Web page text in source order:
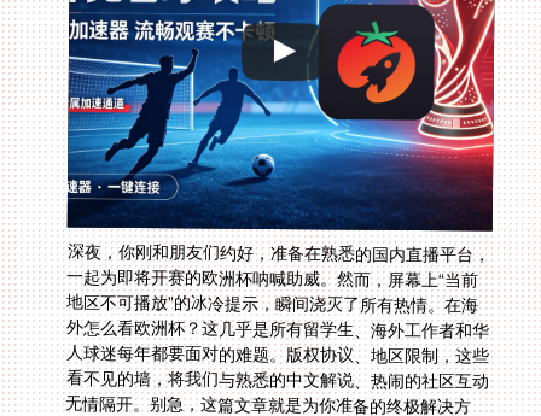
深夜，你刚和朋友们约好，准备在熟悉的国内直播平台，
一起为即将开赛的欧洲杯呐喊助威。然而，屏幕上“当前
地区不可播放”的冰冷提示，瞬间浇灭了所有热情。在海
外怎么看欧洲杯？这几乎是所有留学生、海外工作者和华
人球迷每年都要面对的难题。版权协议、地区限制，这些
看不见的墙，将我们与熟悉的中文解说、热闹的社区互动
无情隔开。别急，这篇文章就是为你准备的终极解决方
案。我们将深入剖析地区限制的根源，并为你指明一条清
晰、稳定的回国观赛路径，让你无论身在纽约、伦敦还是